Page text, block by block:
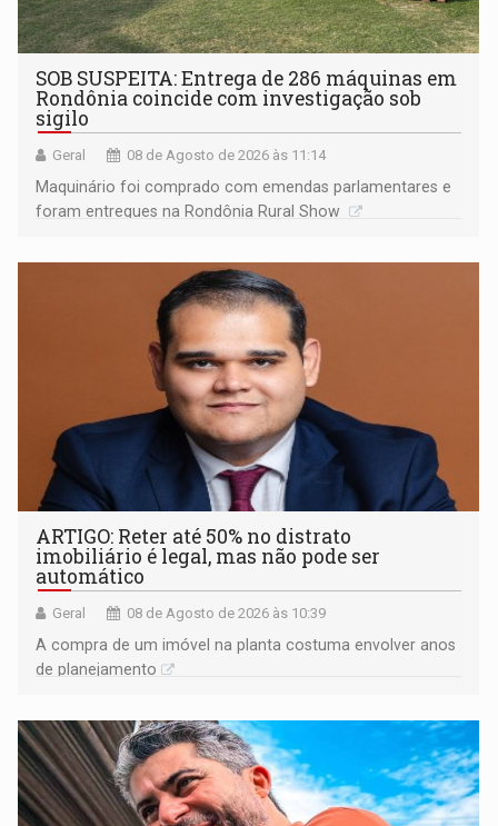
SOB SUSPEITA: Entrega de 286 máquinas em
Rondônia coincide com investigação sob
sigilo
Geral 08 de Agosto de 2026 às 11:14
Maquinário foi comprado com emendas parlamentares e
foram entregues na Rondônia Rural Show
ARTIGO: Reter até 50% no distrato
imobiliário é legal, mas não pode ser
automático
Geral 08 de Agosto de 2026 às 10:39
A compra de um imóvel na planta costuma envolver anos
de planejamento